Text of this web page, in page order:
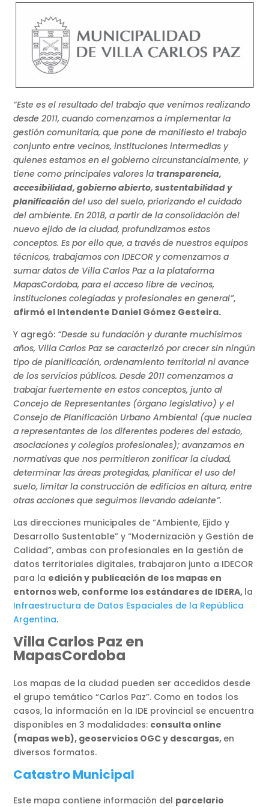
“Este es el resultado del trabajo que venimos realizando
desde 2011, cuando comenzamos a implementar la
gestión comunitaria, que pone de manifiesto el trabajo
conjunto entre vecinos, instituciones intermedias y
quienes estamos en el gobierno circunstancialmente, y
tiene como principales valores latransparencia,
accesibilidad, gobierno abierto, sustentabilidad y
planificación del uso del suelo, priorizando el cuidado
del ambiente. En 2018, a partir de la consolidación del
nuevo ejido de la ciudad, profundizamos estos
conceptos. Es por ello que, a través de nuestros equipos
técnicos, trabajamos con IDECOR y comenzamos a
sumar datos de Villa Carlos Paz a la plataforma
MapasCordoba, para el acceso libre de vecinos,
instituciones colegiadas y profesionales en general”,
afirmó el Intendente Daniel Gómez Gesteira.
Y agregó: “Desde su fundación y durante muchísimos
años, Villa Carlos Paz se caracterizó por crecer sin ningún
tipo de planificación, ordenamiento territorial ni avance
de los servicios públicos. Desde 2011 comenzamos a
trabajar fuertemente en estos conceptos, junto al
Concejo de Representantes (órgano legislativo) y el
Consejo de Planificación Urbano Ambiental (que nuclea
a representantes de los diferentes poderes del estado,
asociaciones y colegios profesionales); avanzamos en
normativas que nos permitieron zonificar la ciudad,
determinar las áreas protegidas, planificar el uso del
suelo, limitar la construcción de edificios en altura, entre
otras acciones que seguimos llevando adelante”.
Las direcciones municipales de “Ambiente, Ejido y
Desarrollo Sustentable” y “Modernización y Gestión de
Calidad”, ambas con profesionales en la gestión de
datos territoriales digitales, trabajaron junto a IDECOR
para la edición y publicación de los mapas en
entornos web, conforme los estándares de IDERA, la
Infraestructura de Datos Espaciales de la República
Argentina.
Villa Carlos Paz en
MapasCordoba
Los mapas de la ciudad pueden ser accedidos desde
el grupo temático “Carlos Paz”. Como en todos los
casos, la información en la IDE provincial se encuentra
disponibles en 3 modalidades: consulta online
(mapas web), geoservicios OGC y descargas, en
diversos formatos.
Catastro Municipal
Este mapa contiene información del parcelario